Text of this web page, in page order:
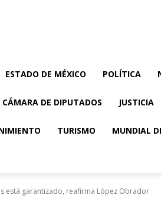
ESTADO DE MÉXICO POLÍTICA
CÁMARA DE DIPUTADOS JUSTICIA
TURISMO MUNDIAL
está garantizado, reafirma López Obrador